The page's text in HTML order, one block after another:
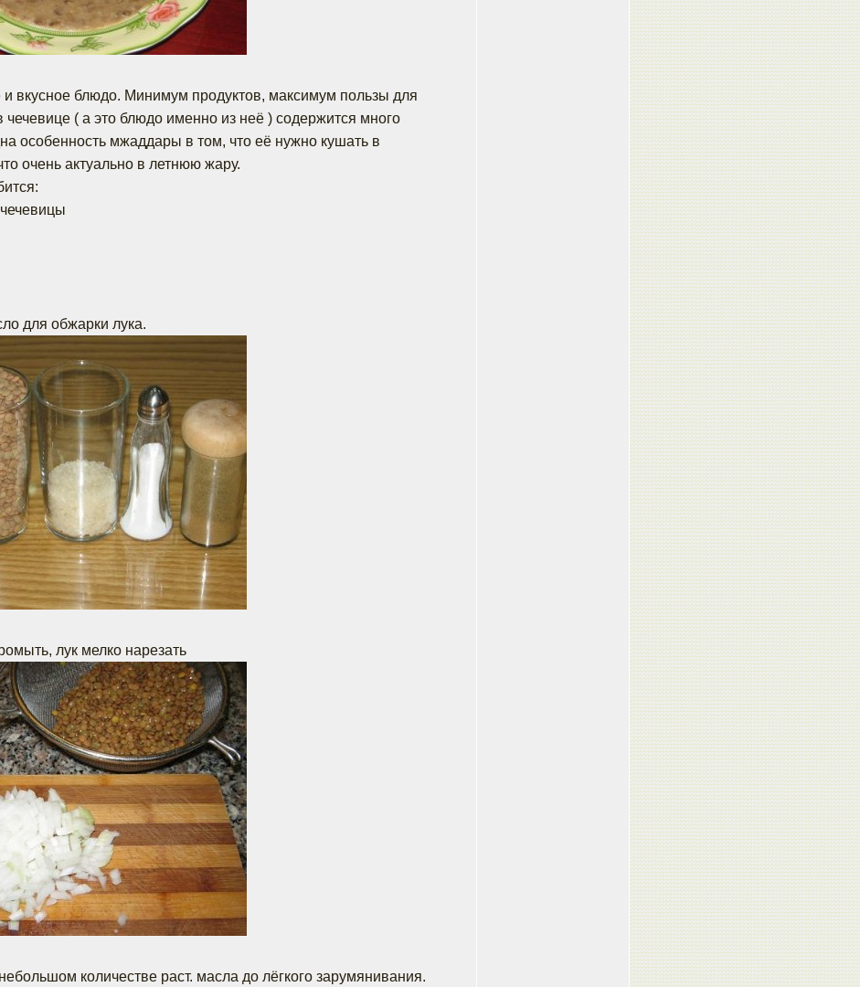
и вкусное блюдо. Минимум продуктов, максимум пользы для
чечевице ( а это блюдо именно из неё ) содержится много
особенность мжаддары в том, что её нужно кушать в
очень актуально в летнюю жару.
для обжарки лука.
лук мелко нарезать
количестве раст. масла до лёгкого зарумянивания.